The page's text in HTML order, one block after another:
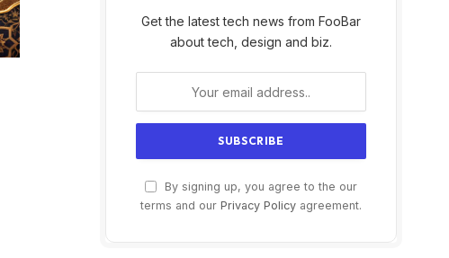
Get the latest tech news from FooBar
about tech, design and biz.
By signing up, you agree to the our
terms and our Privacy Policy agreement.